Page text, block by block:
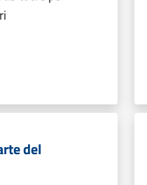
del